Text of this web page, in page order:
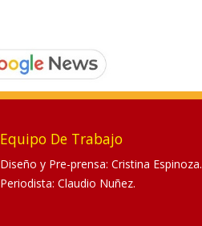
Equipo De Trabajo
Diseño y Pre-prensa: Cristina Espinoza.
Periodista: Claudio Nuñez.